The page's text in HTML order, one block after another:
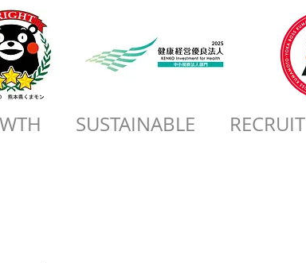
SUSTAINABLE RECRUIT